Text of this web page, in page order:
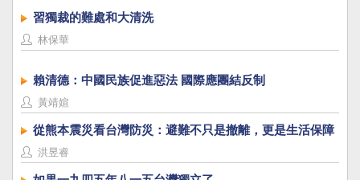
習獨裁的難處和大清洗
林保華
賴清德：中國民族促進惡法 國際應團結反制
黃靖媗
從熊本震災看台灣防災：避難不只是撤離，更是生活保障
洪昱睿